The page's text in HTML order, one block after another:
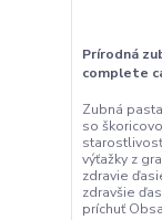
Prírodná
complete
Zubná
so
výťažky z
zdravie
zdravšie
príchuť